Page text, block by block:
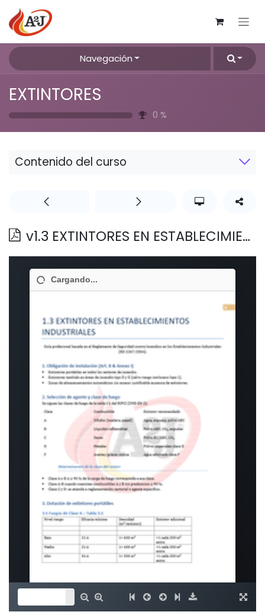
Ir al contenido
Navegación
EXTINTORES
0 %
Contenido del curso
v1.3 EXTINTORES EN ESTABLECIMIENTOS INDUSTRIALES